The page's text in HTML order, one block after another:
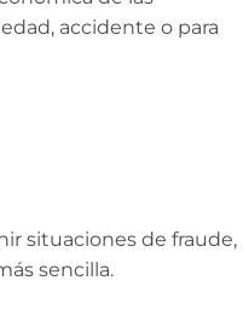
accidente o para
situaciones de fraude,
sencilla.